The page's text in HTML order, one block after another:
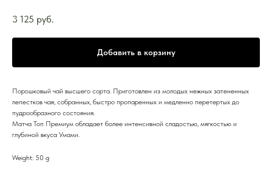
3 125 руб.
Добавить в корзину
Порошковый чай высшего сорта. Приготовлен из молодых нежных затененных
лепестков чая, собранных, быстро пропаренных и медленно перетертых до
пудрообразного состояния.
Матча Топ Премиум обладает более интенсивной сладостью, мягкостью и
глубиной вкуса Умами.
Weight: 50 g